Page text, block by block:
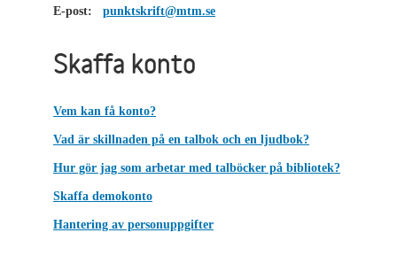
E-post:
punktskrift@mtm.se
Skaffa konto
Vem kan få konto?
Vad är skillnaden på en talbok och en ljudbok?
Hur gör jag som arbetar med talböcker på bibliotek?
Skaffa demokonto
Hantering av personuppgifter